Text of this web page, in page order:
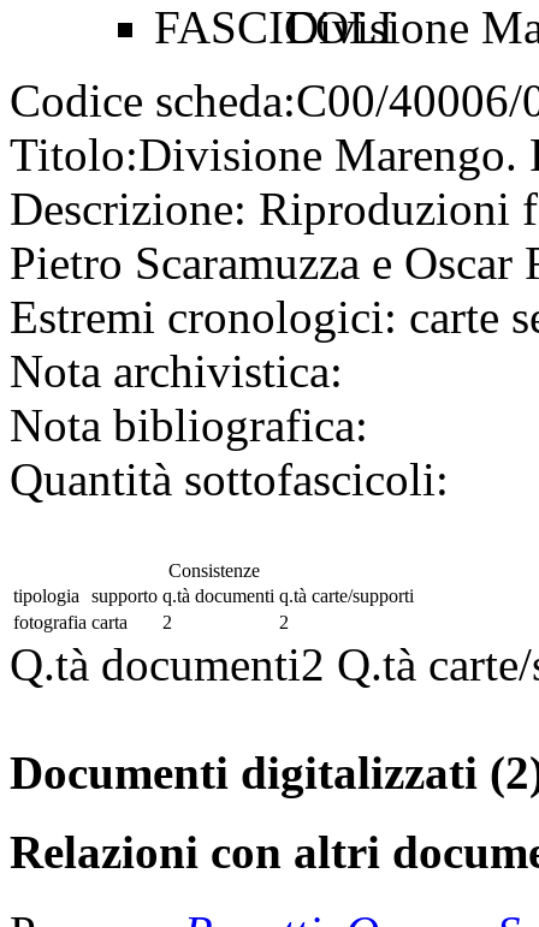
Divisione
Codice scheda:C00/40006/
Titolo:Divisione Marengo.
Descrizione: Riproduzioni
Pietro Scaramuzza e Oscar
Estremi cronologici: carte
Nota archivistica:
Nota bibliografica:
Quantità sottofascicoli:
Consistenze
tipologia
supporto q.tà documenti q.tà carte/supporti
fotografia carta 2 2
Q.tà documenti2 Q.tà
Documenti digitalizzati
Relazioni con altri